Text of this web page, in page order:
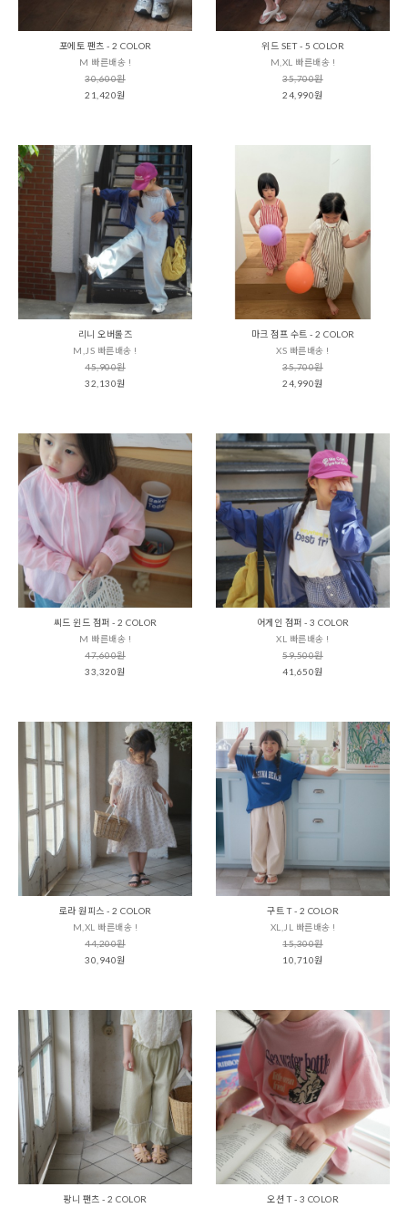
포에토 팬츠 - 2 COLOR
M 빠른배송 !
30,600원
21,420원
위드 SET - 5 COLOR
M,XL 빠른배송 !
35,700원
24,990원
리니 오버롤즈
M,JS 빠른배송 !
45,900원
32,130원
마크 점프 수트 - 2 COLOR
XS 빠른배송 !
35,700원
24,990원
씨드 윈드 점퍼 - 2 COLOR
M 빠른배송 !
47,600원
33,320원
어게인 점퍼 - 3 COLOR
XL 빠른배송 !
59,500원
41,650원
로라 원피스 - 2 COLOR
M,XL 빠른배송 !
44,200원
30,940원
구트 T - 2 COLOR
XL,JL 빠른배송 !
15,300원
10,710원
팡니 팬츠 - 2 COLOR
오션 T - 3 COLOR